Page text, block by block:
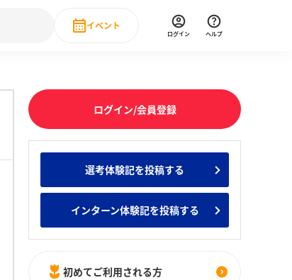
職人気企業ランキング みんなのインターン人気企業ランキ
現場社員インタビュー
イベント
直近のイベント一覧
ログイン ヘルプ
ログイン/会員登録
選考体験記を投稿する
インターン体験記を投稿する
初めてご利用される方